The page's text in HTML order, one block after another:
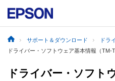
サポート＆ダウンロード
ドラ
ドライバー・ソフトウェア基本情報（TM-
ドライバー・ソフト